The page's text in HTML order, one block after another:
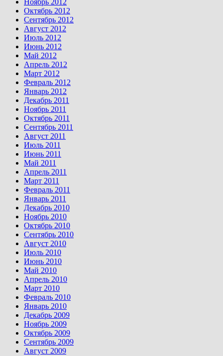
Ноябрь 2012
Октябрь 2012
Сентябрь 2012
Август 2012
Июль 2012
Июнь 2012
Май 2012
Апрель 2012
Март 2012
Февраль 2012
Январь 2012
Декабрь 2011
Ноябрь 2011
Октябрь 2011
Сентябрь 2011
Август 2011
Июль 2011
Июнь 2011
Май 2011
Апрель 2011
Март 2011
Февраль 2011
Январь 2011
Декабрь 2010
Ноябрь 2010
Октябрь 2010
Сентябрь 2010
Август 2010
Июль 2010
Июнь 2010
Май 2010
Апрель 2010
Март 2010
Февраль 2010
Январь 2010
Декабрь 2009
Ноябрь 2009
Октябрь 2009
Сентябрь 2009
Август 2009